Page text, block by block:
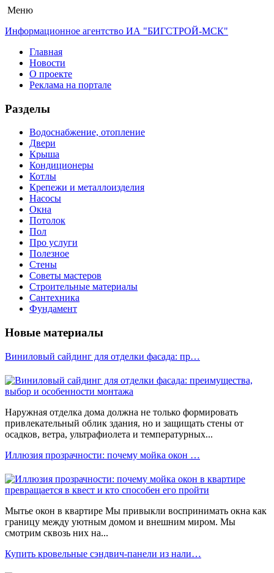
Меню
Информационное агентство ИА "БИГСТРОЙ-МСК"
Главная
Новости
О проекте
Реклама на портале
Разделы
Водоснабжение, отопление
Двери
Крыша
Кондиционеры
Котлы
Крепежи и металлоизделия
Насосы
Окна
Потолок
Пол
Про услуги
Полезное
Стены
Советы мастеров
Строительные материалы
Сантехника
Фундамент
Новые материалы
Виниловый сайдинг для отделки фасада: пр…
Наружная отделка дома должна не только формировать
привлекательный облик здания, но и защищать стены от
осадков, ветра, ультрафиолета и температурных...
Иллюзия прозрачности: почему мойка окон …
Мытье окон в квартире Мы привыкли воспринимать окна как
границу между уютным домом и внешним миром. Мы
смотрим сквозь них на...
Купить кровельные сэндвич-панели из нали…